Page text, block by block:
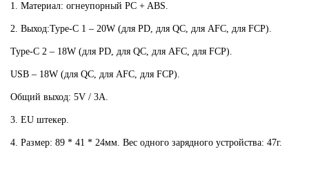
1. Материал: огнеупорный PC + ABS.
2. Выход:Type-C 1 – 20W (для PD, для QC, для AFC, для FCP).
Type-C 2 – 18W (для PD, для QC, для AFC, для FCP).
USB – 18W (для QC, для AFC, для FCP).
Общий выход: 5V / 3A.
3. EU штекер.
4. Размер: 89 * 41 * 24мм. Вес одного зарядного устройства: 47г.